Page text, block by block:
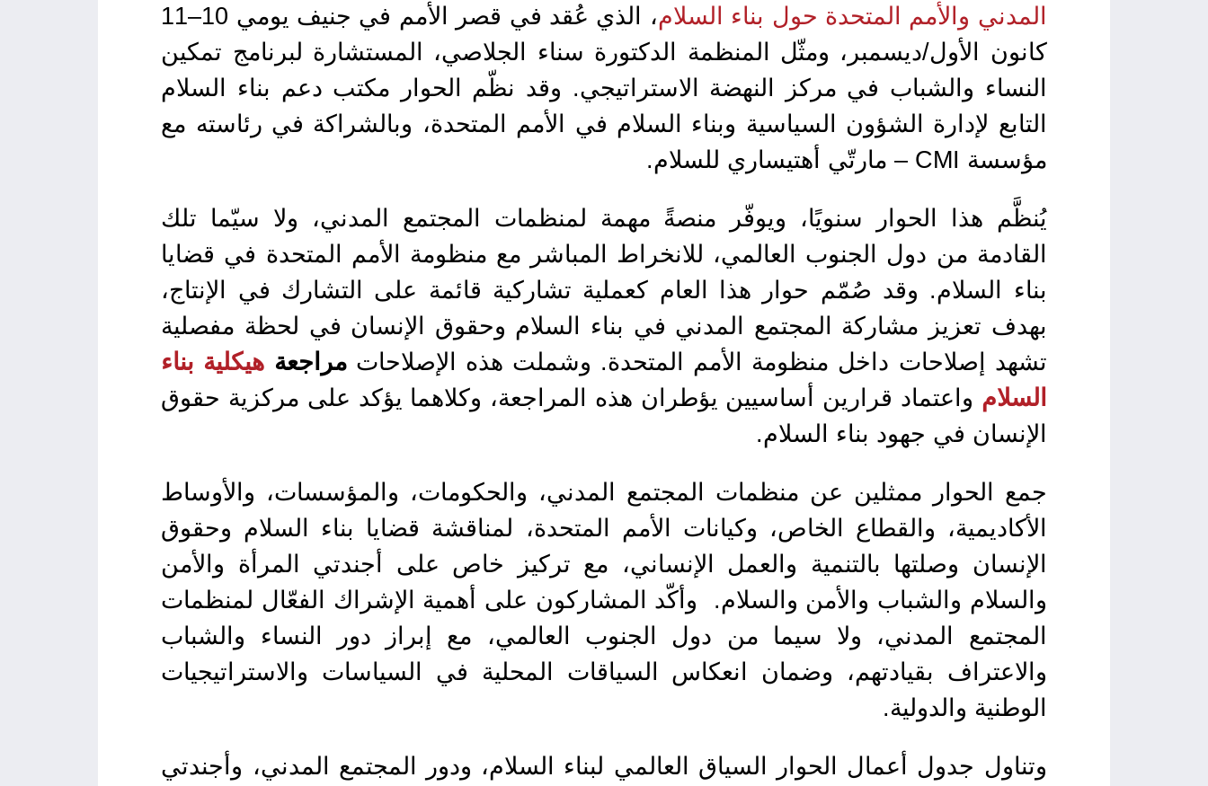
المدني والأمم المتحدة حول بناء السلام
، الذي عُقد في قصر الأمم في جنيف يومي 10–11
كانون الأول/ديسمبر، ومثّل المنظمة الدكتورة سناء الجلاصي، المستشارة لبرنامج تمكين
النساء والشباب في مركز النهضة الاستراتيجي. وقد نظّم الحوار مكتب دعم بناء السلام
التابع لإدارة الشؤون السياسية وبناء السلام في الأمم المتحدة، وبالشراكة في رئاسته مع
مؤسسة CMI – مارتّي أهتيساري للسلام.
يُنظَّم هذا الحوار سنويًا، ويوفّر منصةً مهمة لمنظمات المجتمع المدني، ولا سيّما تلك
القادمة من دول الجنوب العالمي، للانخراط المباشر مع منظومة الأمم المتحدة في قضايا
بناء السلام. وقد صُمّم حوار هذا العام كعملية تشاركية قائمة على التشارك في الإنتاج،
بهدف تعزيز مشاركة المجتمع المدني في بناء السلام وحقوق الإنسان في لحظة مفصلية
تشهد إصلاحات داخل منظومة الأمم المتحدة. وشملت هذه الإصلاحاتمراجعة هيكلية بناء
السلام واعتماد قرارين أساسيين يؤطران هذه المراجعة، وكلاهما يؤكد على مركزية حقوق
الإنسان في جهود بناء السلام.
جمع الحوار ممثلين عن منظمات المجتمع المدني، والحكومات، والمؤسسات، والأوساط
الأكاديمية، والقطاع الخاص، وكيانات الأمم المتحدة، لمناقشة قضايا بناء السلام وحقوق
الإنسان وصلتها بالتنمية والعمل الإنساني، مع تركيز خاص على أجندتي المرأة والأمن
والسلام والشباب والأمن والسلام. وأكّد المشاركون على أهمية الإشراك الفعّال لمنظمات
المجتمع المدني، ولا سيما من دول الجنوب العالمي، مع إبراز دور النساء والشباب
والاعتراف بقيادتهم، وضمان انعكاس السياقات المحلية في السياسات والاستراتيجيات
الوطنية والدولية.
وتناول جدول أعمال الحوار السياق العالمي لبناء السلام، ودور المجتمع المدني، وأجندتي